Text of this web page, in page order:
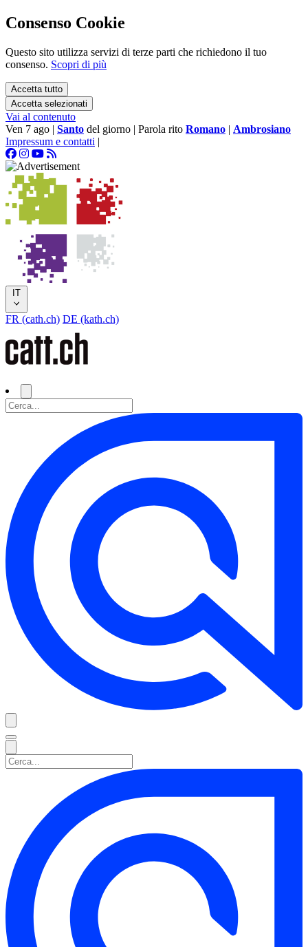
Consenso Cookie
Questo sito utilizza servizi di terze parti che richiedono il tuo
consenso. Scopri di più
Accetta tutto
Accetta selezionati
Vai al contenuto
Ven 7 ago | Santo del giorno | Parola rito Romano | Ambrosiano
Impressum e contatti |
IT
FR (cath.ch) DE (kath.ch)